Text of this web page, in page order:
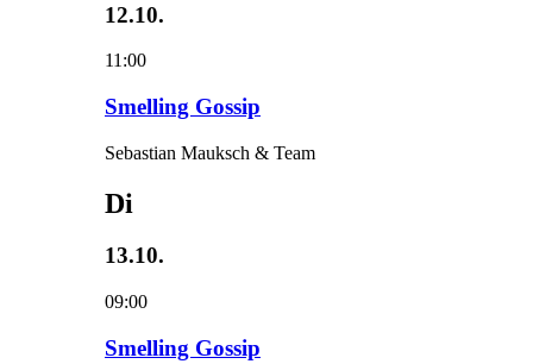
12.10.
11:00
Smelling Gossip
Sebastian Mauksch & Team
Di
13.10.
09:00
Smelling Gossip